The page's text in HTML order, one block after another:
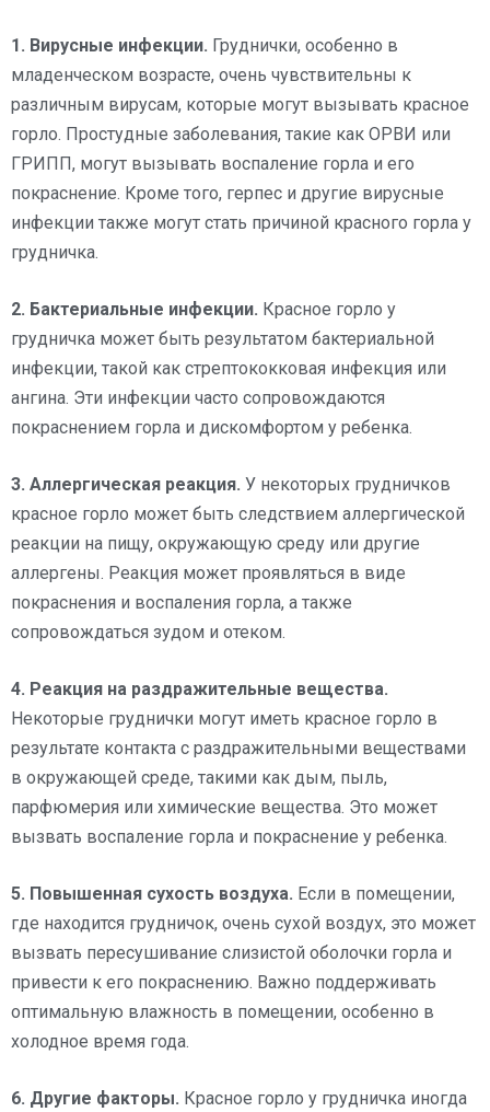
1. Вирусные инфекции. Груднички, особенно в
младенческом возрасте, очень чувствительны к
различным вирусам, которые могут вызывать красное
горло. Простудные заболевания, такие как ОРВИ или
ГРИПП, могут вызывать воспаление горла и его
покраснение. Кроме того, герпес и другие вирусные
инфекции также могут стать причиной красного горла у
грудничка.
2. Бактериальные инфекции. Красное горло у
грудничка может быть результатом бактериальной
инфекции, такой как стрептококковая инфекция или
ангина. Эти инфекции часто сопровождаются
покраснением горла и дискомфортом у ребенка.
3. Аллергическая реакция. У некоторых грудничков
красное горло может быть следствием аллергической
реакции на пищу, окружающую среду или другие
аллергены. Реакция может проявляться в виде
покраснения и воспаления горла, а также
сопровождаться зудом и отеком.
4. Реакция на раздражительные вещества.
Некоторые груднички могут иметь красное горло в
результате контакта с раздражительными веществами
в окружающей среде, такими как дым, пыль,
парфюмерия или химические вещества. Это может
вызвать воспаление горла и покраснение у ребенка.
5. Повышенная сухость воздуха. Если в помещении,
где находится грудничок, очень сухой воздух, это может
вызвать пересушивание слизистой оболочки горла и
привести к его покраснению. Важно поддерживать
оптимальную влажность в помещении, особенно в
холодное время года.
6. Другие факторы. Красное горло у грудничка иногда